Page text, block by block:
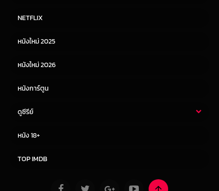
หนังจีน
NETFLIX
หนังใหม่ 2025
หนังใหม่ 2026
หนังการ์ตูน
ดูซีรีย์
หนัง 18+
TOP IMDB